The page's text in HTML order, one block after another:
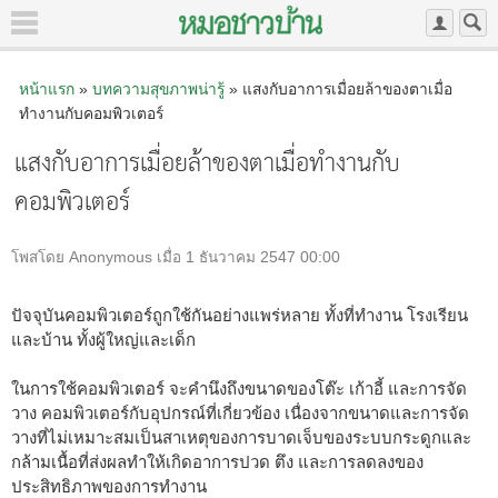
หน้าแรก» บทความสุขภาพน่ารู้» แสงกับอาการเมื่อยล้าของตาเมื่อ
ทำงานกับคอมพิวเตอร์
แสงกับอาการเมื่อยล้าของตาเมื่อทำงานกับ
คอมพิวเตอร์
โพสโดย Anonymous เมื่อ 1 ธันวาคม 2547 00:00
ปัจจุบันคอมพิวเตอร์ถูกใช้กันอย่างแพร่หลาย ทั้งที่ทำงาน โรงเรียน
และบ้าน ทั้งผู้ใหญ่และเด็ก
ในการใช้คอมพิวเตอร์ จะคำนึงถึงขนาดของโต๊ะ เก้าอี้ และการจัด
วาง คอมพิวเตอร์กับอุปกรณ์ที่เกี่ยวข้อง เนื่องจากขนาดและการจัด
วางที่ไม่เหมาะสมเป็นสาเหตุของการบาดเจ็บของระบบกระดูกและ
กล้ามเนื้อที่ส่งผลทำให้เกิดอาการปวด ตึง และการลดลงของ
ประสิทธิภาพของการทำงาน